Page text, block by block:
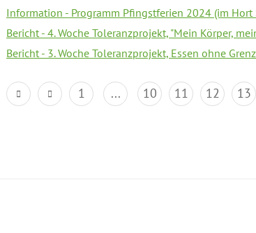
Information - Programm Pfingstferien 2024 (im Hort
Bericht - 4. Woche Toleranzprojekt, "Mein Körper,
Bericht - 3. Woche Toleranzprojekt, Essen ohne
1 ... 10 11 12 13